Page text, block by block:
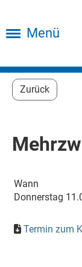
Menü
Zurück
Wann
Donnerstag
Termin zum